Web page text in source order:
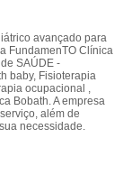
avançado para
FundamenTO Clínica
SAÚDE -
baby, Fisioterapia
ocupacional ,
Bobath. A empresa
além de
necessidade.